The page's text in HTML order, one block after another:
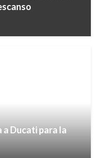
Ducati para la